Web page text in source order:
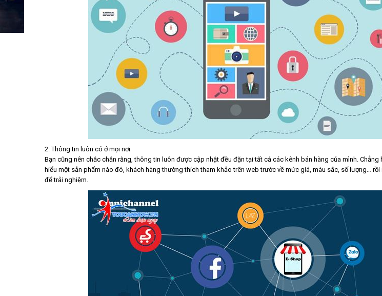
2. Thông tin luôn có ở mọi nơi
Bạn cũng nên chắc chắn rằng, thông tin luôn được cập nhật đều đặn tại tất cả các kênh bán hàng của mình. Chẳng
hiểu một sản phẩm nào đó, khách hàng thường thích tham khảo trên web trước về mức giá, màu sắc, số lượng… rồi
để trải nghiệm.